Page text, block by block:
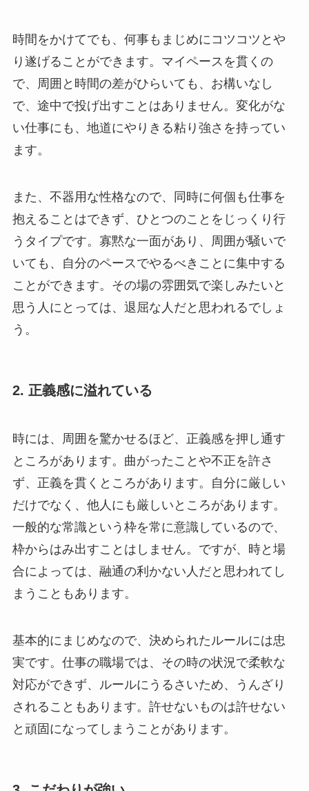
時間をかけてでも、何事もまじめにコツコツとや
り遂げることができます。マイペースを貫くの
で、周囲と時間の差がひらいても、お構いなし
で、途中で投げ出すことはありません。変化がな
い仕事にも、地道にやりきる粘り強さを持ってい
ます。
また、不器用な性格なので、同時に何個も仕事を
抱えることはできず、ひとつのことをじっくり行
うタイプです。寡黙な一面があり、周囲が騒いで
いても、自分のペースでやるべきことに集中する
ことができます。その場の雰囲気で楽しみたいと
思う人にとっては、退屈な人だと思われるでしょ
う。
2. 正義感に溢れている
時には、周囲を驚かせるほど、正義感を押し通す
ところがあります。曲がったことや不正を許さ
ず、正義を貫くところがあります。自分に厳しい
だけでなく、他人にも厳しいところがあります。
一般的な常識という枠を常に意識しているので、
枠からはみ出すことはしません。ですが、時と場
合によっては、融通の利かない人だと思われてし
まうこともあります。
基本的にまじめなので、決められたルールには忠
実です。仕事の職場では、その時の状況で柔軟な
対応ができず、ルールにうるさいため、うんざり
されることもあります。許せないものは許せない
と頑固になってしまうことがあります。